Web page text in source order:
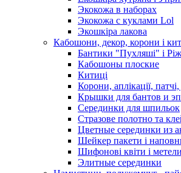
Экокожа в наборах
Экокожа с куклами Lol
Экошкiра лакова
Кабошони, декор, корони і
Бантики "Пухляші" і
Кабошоны плоские
Китиці
Корони, аплікації,
Крышки для бантов и
Серединки для шпильок
Стразове полотно та
Цветные серединки из
Шейкер пакети і
Шифонові квіти і
Элитные серединки